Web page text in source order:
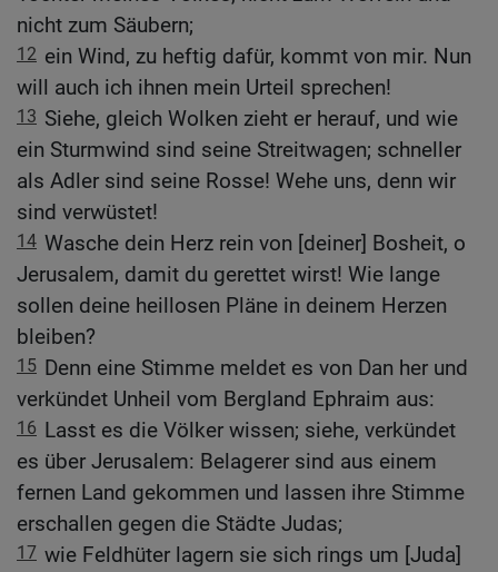
nicht zum Säubern;
12 ein Wind, zu heftig dafür, kommt von mir. Nun
will auch ich ihnen mein Urteil sprechen!
13 Siehe, gleich Wolken zieht er herauf, und wie
ein Sturmwind sind seine Streitwagen; schneller
als Adler sind seine Rosse! Wehe uns, denn wir
sind verwüstet!
14 Wasche dein Herz rein von [deiner] Bosheit, o
Jerusalem, damit du gerettet wirst! Wie lange
sollen deine heillosen Pläne in deinem Herzen
bleiben?
15 Denn eine Stimme meldet es von Dan her und
verkündet Unheil vom Bergland Ephraim aus:
16 Lasst es die Völker wissen; siehe, verkündet
es über Jerusalem: Belagerer sind aus einem
fernen Land gekommen und lassen ihre Stimme
erschallen gegen die Städte Judas;
17 wie Feldhüter lagern sie sich rings um [Juda]